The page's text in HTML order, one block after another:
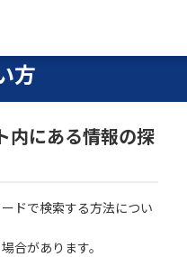
方
内にある情報の探
ドで検索する方法につい
合があります。